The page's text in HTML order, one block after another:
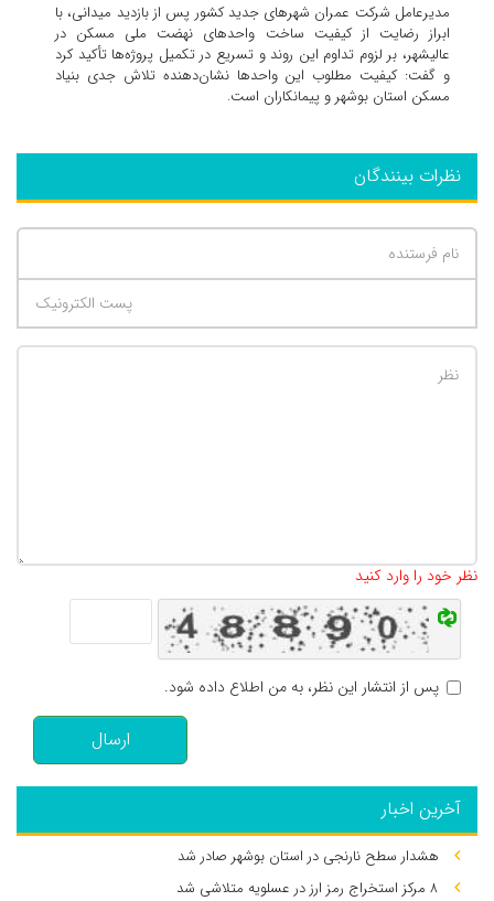
مدیرعامل شرکت عمران شهرهای جدید کشور پس از بازدید میدانی، با
ابراز رضایت از کیفیت ساخت واحدهای نهضت ملی مسکن در
عالیشهر، بر لزوم تداوم این روند و تسریع در تکمیل پروژه‌ها تأکید کرد
و گفت: کیفیت مطلوب این واحدها نشان‌دهنده تلاش جدی بنیاد
مسکن استان بوشهر و پیمانکاران است.
نظرات بینندگان
نظر خود را وارد کنید
پس از انتشار این نظر، به من اطلاع داده شود.
ارسال
آخرین اخبار
هشدار سطح نارنجی در استان بوشهر صادر شد
۸ مرکز استخراج رمز ارز در عسلویه متلاشی شد